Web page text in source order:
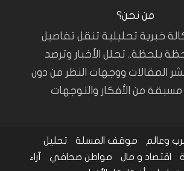
من نحن؟
خبرية تحليلية تنقل تفاصيل
بلحظة.. تحلل الأخبار وترصد
المقالات ووجهات النظر من دون
من الأفكار والتوجهات
وعالم موقف المسلة
تحليل
اقتصاد و مال مواطن صحافي
آراء